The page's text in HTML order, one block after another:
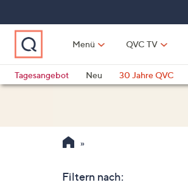
springen
Menü QVC TV
Tagesangebot
Neu 30 Jahre QVC
Filtern nach: